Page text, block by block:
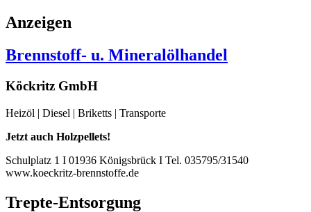
Anzeigen
Brennstoff- u. Mineralölhandel
Köckritz GmbH
Heizöl | Diesel | Briketts | Transporte
Jetzt auch Holzpellets!
Schulplatz 1 I 01936 Königsbrück I Tel. 035795/31540
www.koeckritz-brennstoffe.de
Trepte-Entsorgung